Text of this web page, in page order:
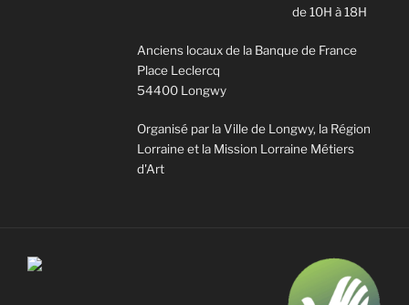
de 10H à 18H
Anciens locaux de la Banque de France
Place Leclercq
54400 Longwy
Organisé par la Ville de Longwy, la Région
Lorraine et la Mission Lorraine Métiers
d'Art